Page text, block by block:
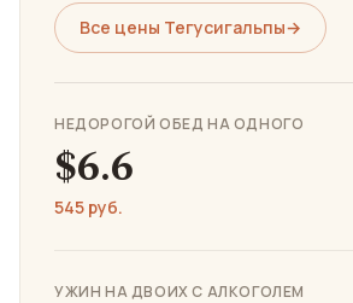
Все цены Тегусигальпы→
НЕДОРОГОЙ ОБЕД НА ОДНОГО
$6.6
545 руб.
УЖИН НА ДВОИХ С АЛКОГОЛЕМ